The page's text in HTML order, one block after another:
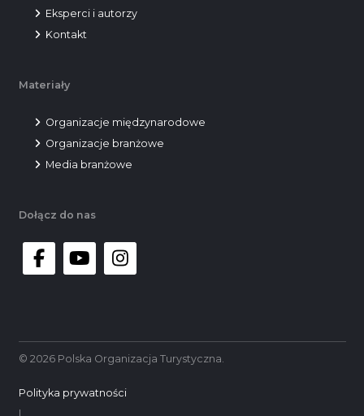
Eksperci i autorzy
Kontakt
Materiały
Organizacje międzynarodowe
Organizacje branżowe
Media branżowe
Dołącz do nas
facebookyoutube instagram
© 2026 Polska Organizacja Turystyczna.
Polityka prywatności